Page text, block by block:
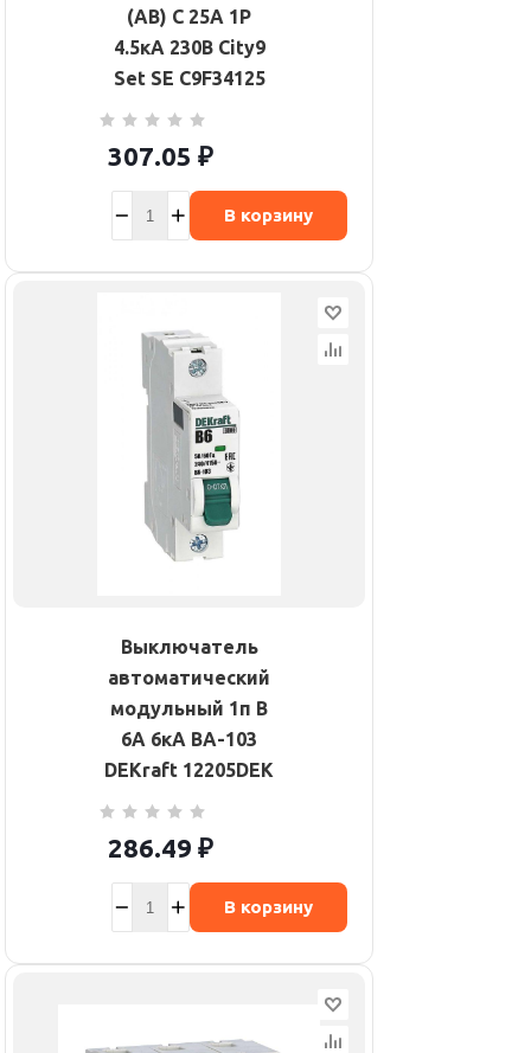
(АВ) С 25А 1P
4.5кА 230В City9
Set SE C9F34125
307.05 ₽
В корзину
Выключатель
автоматический
модульный 1п B
6А 6кА ВА-103
DEKraft 12205DEK
286.49 ₽
В корзину